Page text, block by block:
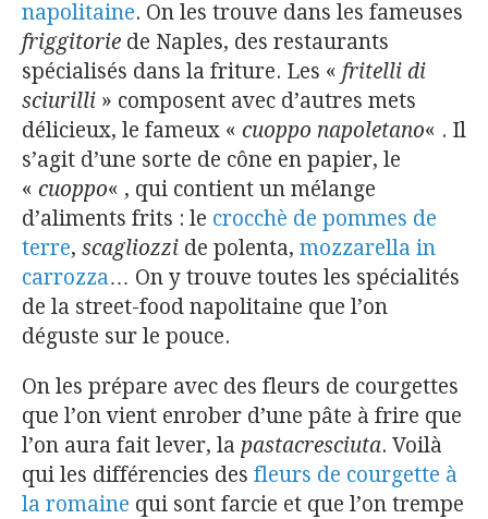
napolitaine. On les trouve dans les fameuses
friggitorie de Naples, des restaurants
spécialisés dans la friture. Les « fritelli di
sciurilli » composent avec d’autres mets
délicieux, le fameux « cuoppo napoletano« . Il
s’agit d’une sorte de cône en papier, le
« cuoppo« , qui contient un mélange
d’aliments frits : le crocchè de pommes de
terre, scagliozzi de polenta, mozzarella in
carrozza… On y trouve toutes les spécialités
de la street-food napolitaine que l’on
déguste sur le pouce.
On les prépare avec des fleurs de courgettes
que l’on vient enrober d’une pâte à frire que
l’on aura fait lever, la pastacresciuta. Voilà
qui les différencies des fleurs de courgette à
la romaine qui sont farcie et que l’on trempe